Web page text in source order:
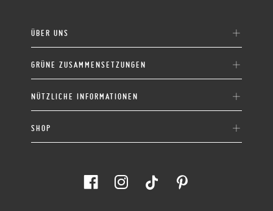
ÜBER UNS
GRÜNE ZUSAMMENSETZUNGEN
NÜTZLICHE INFORMATIONEN
SHOP